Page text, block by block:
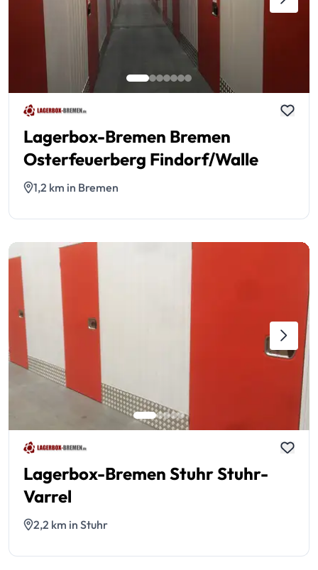
Lagerbox-Bremen Bremen
Osterfeuerberg Findorf/Walle
1,2 km in Bremen
Lagerbox-Bremen Stuhr Stuhr-
Varrel
2,2 km in Stuhr